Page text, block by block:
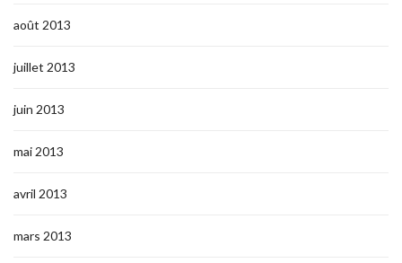
août 2013
juillet 2013
juin 2013
mai 2013
avril 2013
mars 2013